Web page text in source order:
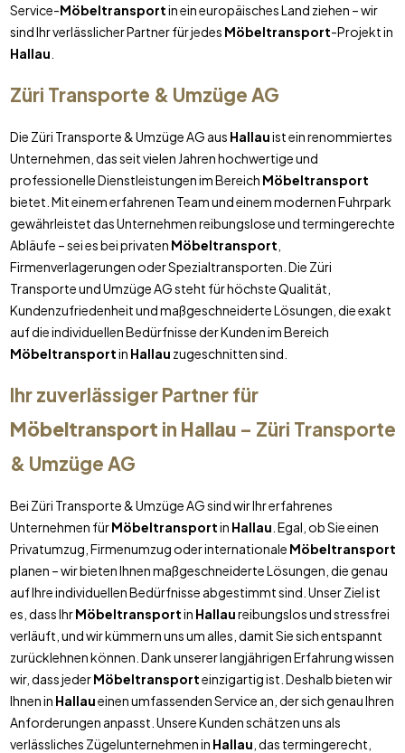
Service-Möbeltransportin ein europäisches Land ziehen – wir
sind Ihr verlässlicher Partner für jedes Möbeltransport-Projekt in
Hallau
Züri Transporte & Umzüge AG
Die Züri Transporte & Umzüge AG aus Hallauist ein renommiertes
Unternehmen, das seit vielen Jahren hochwertige und
professionelle Dienstleistungen im Bereich Möbeltransport
bietet. Mit einem erfahrenen Team und einem modernen Fuhrpark
gewährleistet das Unternehmen reibungslose und termingerechte
Abläufe – sei es bei privaten Möbeltransport
Firmenverlagerungen oder Spezialtransporten. Die Züri
Transporte und Umzüge AG steht für höchste Qualität,
Kundenzufriedenheit und maßgeschneiderte Lösungen, die exakt
auf die individuellen Bedürfnisse der Kunden im Bereich
Möbeltransportin Hallau zugeschnitten sind.
Ihr zuverlässiger Partner für
Möbeltransport in Hallau– Züri Transporte
& Umzüge AG
Bei Züri Transporte & Umzüge AG sind wir Ihr erfahrenes
Unternehmen fürMöbeltransportin Hallau . Egal, ob Sie einen
Privatumzug, Firmenumzug oder internationale Möbeltransport
planen – wir bieten Ihnen maßgeschneiderte Lösungen, die genau
auf Ihre individuellen Bedürfnisse abgestimmt sind. Unser Ziel ist
es, dass IhrMöbeltransportin Hallaureibungslos und stressfrei
verläuft, und wir kümmern uns um alles, damit Sie sich entspannt
zurücklehnen können. Dank unserer langjährigen Erfahrung wissen
wir, dass jederMöbeltransporteinzigartig ist. Deshalb bieten wir
Ihnen in Hallaueinen umfassenden Service an, der sich genau Ihren
Anforderungen anpasst. Unsere Kunden schätzen uns als
verlässliches Zügelunternehmen in Hallau , das termingerecht,